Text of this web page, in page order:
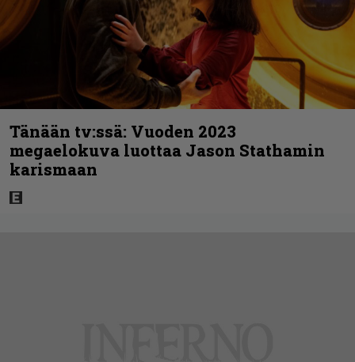
Tänään tv:ssä: Vuoden 2023
megaelokuva luottaa Jason Stathamin
karismaan